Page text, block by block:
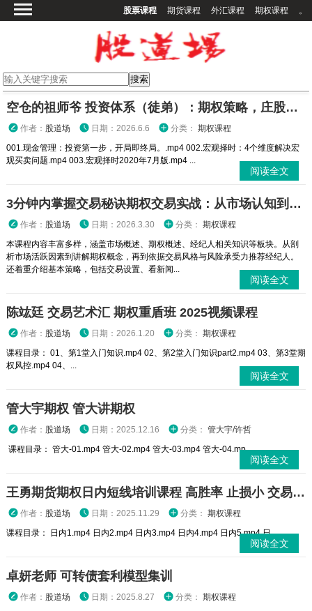
股票课程 期货课程 外汇课程 期权课程 。
期货课程
期权课程
外汇课程
高校课程
空仓的祖师爷 投资体系（徒弟）：期权策略，庄股策略
作者： 股道场 日期：2026.6.6 分类： 期权课程
001.现金管理：投资第一步，开局即终局。.mp4 002.宏观择时：4个维度解决宏
观买卖问题.mp4 003.宏观择时2020年7月版.mp4 ...
阅读全文
3分钟内掌握交易秘诀期权交易实战：从市场认知到策略执行全攻略
作者： 股道场 日期：2026.3.30 分类： 期权课程
本课程内容丰富多样，涵盖市场概述、期权概述、经纪人相关知识等板块。从剖
析市场活跃因素到讲解期权概念，再到依据交易风格与风险承受力推荐经纪人。
还着重介绍基本策略，包括交易设置、看新闻...
阅读全文
陈竑廷 交易艺术汇 期权重盾班 2025视频课程
作者： 股道场 日期：2026.1.20 分类： 期权课程
课程目录： 01、第1堂入门知识.mp4 02、第2堂入门知识part2.mp4 03、第3堂期
权风控.mp4 04、...
阅读全文
管大宇期权 管大讲期权
作者： 股道场 日期：2025.12.16 分类： 管大宇/许哲
课程目录： 管大-01.mp4 管大-02.mp4 管大-03.mp4 管大-04.mp...
阅读全文
王勇期货期权日内短线培训课程 高胜率 止损小 交易高手
作者： 股道场 日期：2025.11.29 分类： 期权课程
课程目录： 日内1.mp4 日内2.mp4 日内3.mp4 日内4.mp4 日内5.mp4 日...
阅读全文
卓妍老师 可转债套利模型集训
作者： 股道场 日期：2025.8.27 分类： 期权课程